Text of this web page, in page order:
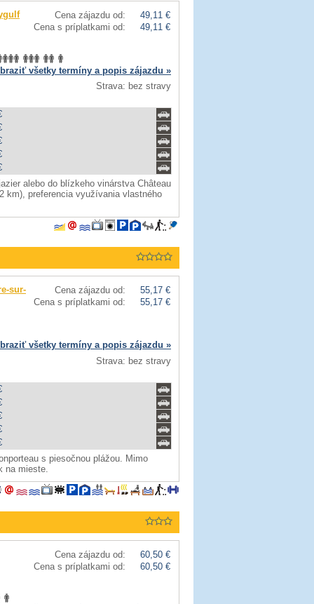
Cena zájazdu od:
49,11 €
Cena s príplatkami od:
49,11 €
všetky termíny a popis zájazdu »
Strava: bez stravy
alebo do blízkeho vinárstva Château
km), preferencia využívania vlastného
Cena zájazdu od:
55,17 €
Cena s príplatkami od:
55,17 €
sur-
všetky termíny a popis zájazdu »
Strava: bez stravy
s piesočnou plážou. Mimo
na mieste.
Cena zájazdu od:
60,50 €
Cena s príplatkami od:
60,50 €